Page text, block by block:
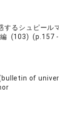
するシュピール
(103) (p.157
of